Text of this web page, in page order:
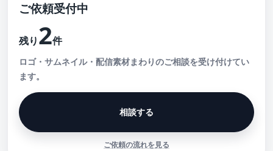
ご依頼受付中
残り2件
ロゴ・サムネイル・配信素材まわりのご相談を受け付けてい
ます。
相談する
ご依頼の流れを見る